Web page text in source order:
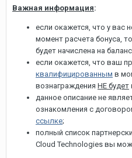
Важная информация:
если окажется, что у вас
момент расчета бонуса,
будет начислена на
если окажется, что ваш
квалифицированным в
вознаграждения НЕ будет
данное описание не
ознакомления с
ссылке;
полный список
Cloud Technologies вы